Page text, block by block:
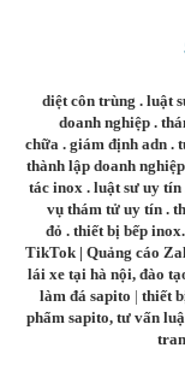
diệt côn trùng . luật
doanh nghiệp .
chữa . giám định adn.
thành lập doanh nghiệp
tác inox . luật sư uy tín
vụ thám tử uy tín .
đỏ . thiết bị bếp inox.
TikTok | Quảng cáo
lái xe tại hà nội, đào
làm đá sapito | thiết
phẩm sapito, tư vấn